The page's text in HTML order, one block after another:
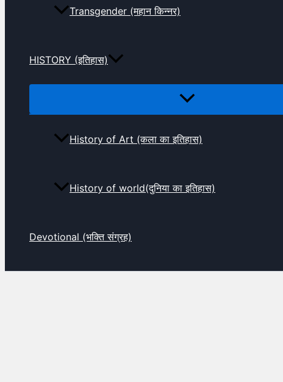
Transgender (महान किन्नर)
HISTORY (इतिहास)
History of Art (कला का इतिहास)
History of world(दुनिया का इतिहास)
Devotional (भक्ति संग्रह)